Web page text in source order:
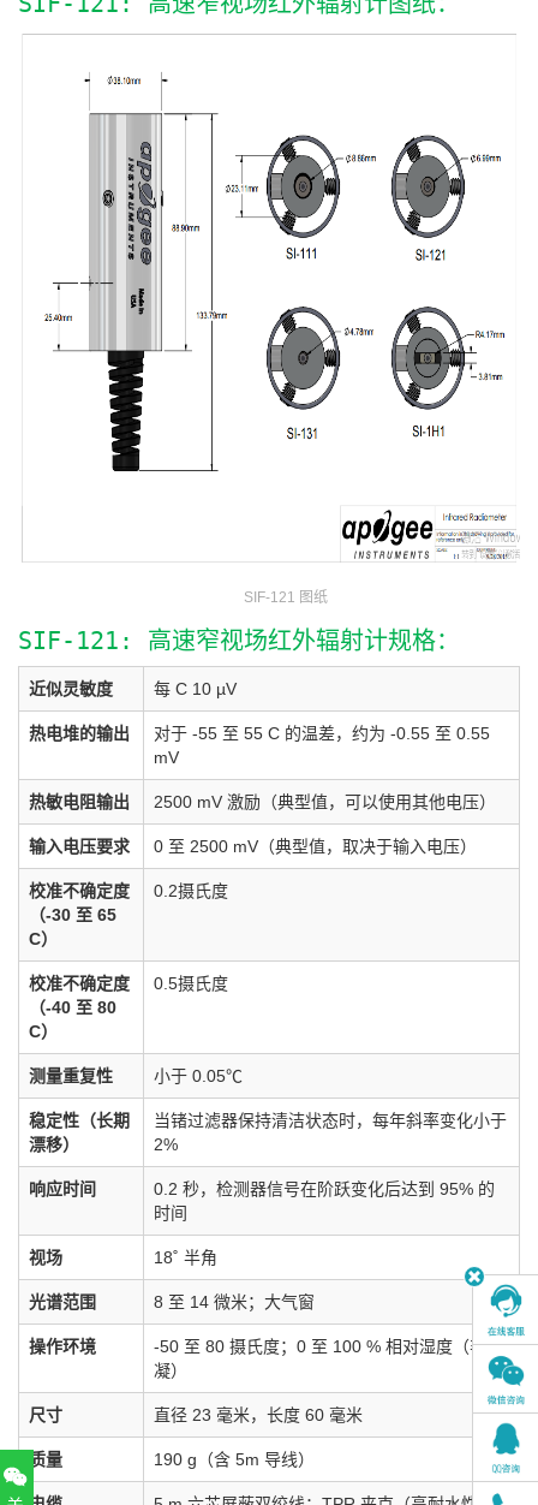
SIF-121 图纸
SIF-121: 高速窄视场红外辐射计规格：
近似灵敏度 每 C 10 µV
热电堆的输出
对于 -55 至 55 C 的温差，约为 -0.55 至 0.55
mV
热敏电阻输出 2500 mV 激励（典型值，可以使用其他电压）
输入电压要求 0 至 2500 mV（典型值，取决于输入电压）
校准不确定度
（-30 至 65
C）
0.2摄氏度
校准不确定度
（-40 至 80
C）
0.5摄氏度
测量重复性 小于 0.05℃
稳定性（长期
漂移）
当锗过滤器保持清洁状态时，每年斜率变化小于
2%
响应时间
0.2 秒，检测器信号在阶跃变化后达到 95% 的
时间
视场 18˚ 半角
光谱范围 8 至 14 微米；大气窗
操作环境
-50 至 80 摄氏度；0 至 100 % 相对湿度（非冷
凝）
尺寸 直径 23 毫米，长度 60 毫米
质量 190 g（含 5m 导线）